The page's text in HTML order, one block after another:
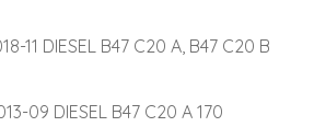
11 DIESEL B47 C20 A, B47 C20 B
09 DIESEL B47 C20 A 170